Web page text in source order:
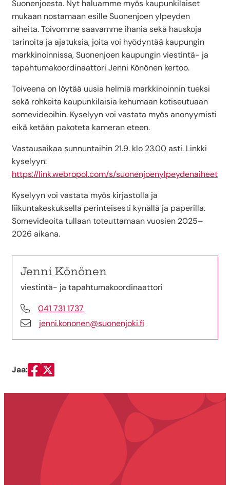
Suonenjoesta. Nyt haluamme myös kaupunkilaiset
mukaan nostamaan esille Suonenjoen ylpeyden
aiheita. Toivomme saavamme ihania sekä hauskoja
tarinoita ja ajatuksia, joita voi hyödyntää kaupungin
markkinoinnissa, Suonenjoen kaupungin viestintä- ja
tapahtumakoordinaattori Jenni Könönen kertoo.
Toiveena on löytää uusia helmiä markkinoinnin tueksi
sekä rohkeita kaupunkilaisia kehumaan kotiseutuaan
somevideoihin. Kyselyyn voi vastata myös anonyymisti
eikä ketään pakoteta kameran eteen.
Vastausaikaa sunnuntaihin 21.9. klo 23.00 asti. Linkki
kyselyyn:
https://link.webropol.com/s/suonenjoenylpeydenaiheet
Kyselyyn voi vastata myös kirjastolla ja
liikuntakeskuksella perinteisesti kynällä ja paperilla.
Somevideoita tullaan toteuttamaan vuosien 2025–
2026 aikana.
Jenni Könönen
viestintä- ja tapahtumakoordinaattori
041 731 1737
jenni.kononen@suonenjoki.fi
Jaa:
Jaa Facebookissa
Jaa Twitterissä